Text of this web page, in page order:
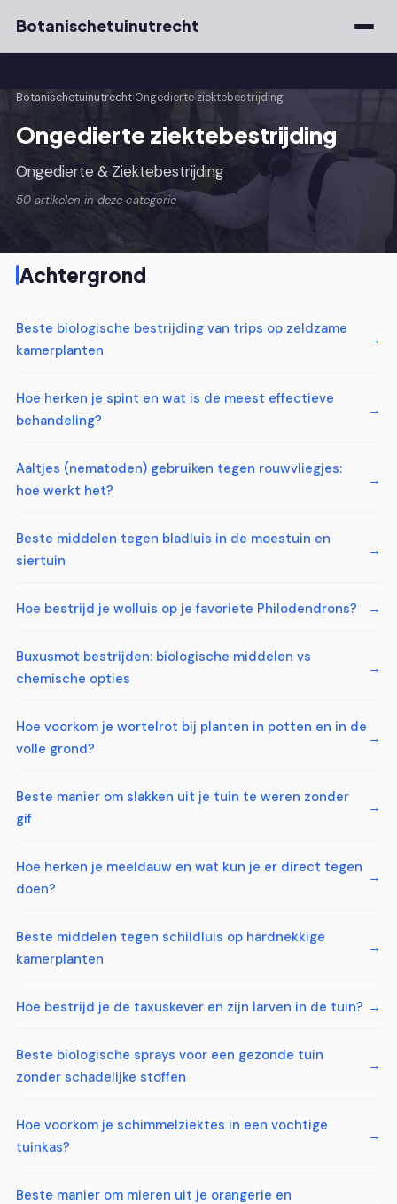
Botanischetuinutrecht
Botanischetuinutrecht›Ongedierte ziektebestrijding
Ongedierte ziektebestrijding
Ongedierte & Ziektebestrijding
50 artikelen in deze categorie
Achtergrond
Beste biologische bestrijding van trips op zeldzame
kamerplanten
Hoe herken je spint en wat is de meest effectieve
behandeling?
Aaltjes (nematoden) gebruiken tegen rouwvliegjes:
hoe werkt het?
Beste middelen tegen bladluis in de moestuin en
siertuin
Hoe bestrijd je wolluis op je favoriete Philodendrons?
Buxusmot bestrijden: biologische middelen vs
chemische opties
Hoe voorkom je wortelrot bij planten in potten en in de
volle grond?
Beste manier om slakken uit je tuin te weren zonder
gif
Hoe herken je meeldauw en wat kun je er direct tegen
doen?
Beste middelen tegen schildluis op hardnekkige
kamerplanten
Hoe bestrijd je de taxuskever en zijn larven in de tuin?
Beste biologische sprays voor een gezonde tuin
zonder schadelijke stoffen
Hoe voorkom je schimmelziektes in een vochtige
tuinkas?
Beste manier om mieren uit je orangerie en